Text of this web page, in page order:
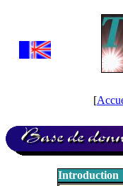
[
Introduction